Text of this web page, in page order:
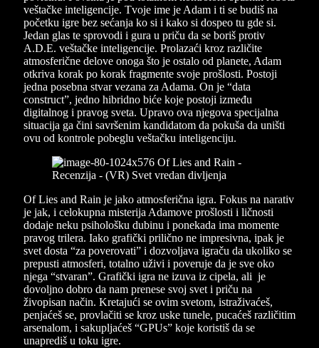
veštačke inteligencije. Tvoje ime je Adam i ti se budiš na
početku igre bez sećanja ko si i kako si dospeo tu gde si.
Jedan glas te sprovodi i gura u priču da se boriš protiv
A.D.E. veštačke inteligencije. Prolazaći kroz različite
atmosferične delove onoga što je ostalo od planete, Adam
otkriva korak po korak fragmente svoje prošlosti. Postoji
jedna posebna stvar vezana za Adama. On je “data
construct”, jedno hibridno biće koje postoji između
digitalnog i pravog sveta. Upravo ova njegova specijalna
situacija ga čini savršenim kandidatom da pokuša da uništi
ovu od kontrole pobeglu veštačku inteligenciju.
Of Lies and Rain je jako atmosferična igra. Fokus na narativ
je jak, i celokupna misterija Adamove prošlosti i ličnosti
dodaje neku psihološku dubinu i ponekada ima momente
pravog trilera. Iako grafički prilično ne impresivna, ipak je
svet dosta “za poverovati” i dozvoljava igraču da ukoliko se
prepusti atmosferi, totalno uživi i poveruje da je sve oko
njega “stvaran”. Grafički igra ne izuva iz cipela, ali je
dovoljno dobro da nam prenese svoj svet i priču na
živopisan način. Kretajući se ovim svetom, istraživaćeš,
penjaćeš se, provlačiti se kroz uske tunele, pucaćeš različitim
arsenalom, i sakupljaćeš “GPUs” koje koristiš da se
unaprediš u toku igre.